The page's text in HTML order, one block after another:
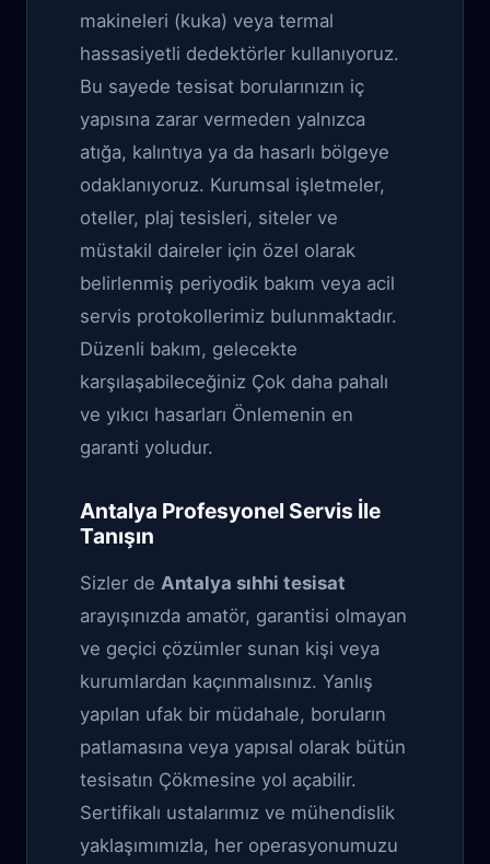
makineleri (kuka) veya termal
hassasiyetli dedektörler kullanıyoruz.
Bu sayede tesisat borularınızın iç
yapısına zarar vermeden yalnızca
atığa, kalıntıya ya da hasarlı bölgeye
odaklanıyoruz. Kurumsal işletmeler,
oteller, plaj tesisleri, siteler ve
müstakil daireler için özel olarak
belirlenmiş periyodik bakım veya acil
servis protokollerimiz bulunmaktadır.
Düzenli bakım, gelecekte
karşılaşabileceğiniz Çok daha pahalı
ve yıkıcı hasarları Önlemenin en
garanti yoludur.
Antalya Profesyonel Servis İle
Tanışın
Sizler de Antalya sıhhi tesisat
arayışınızda amatör, garantisi olmayan
ve geçici çözümler sunan kişi veya
kurumlardan kaçınmalısınız. Yanlış
yapılan ufak bir müdahale, boruların
patlamasına veya yapısal olarak bütün
tesisatın Çökmesine yol açabilir.
Sertifikalı ustalarımız ve mühendislik
yaklaşımımızla, her operasyonumuzu